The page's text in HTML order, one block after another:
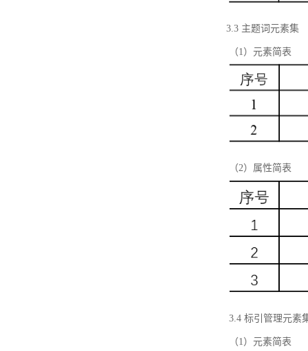
3.3 主题词元素集
（1）元素简表
（2）属性简表
3.4 标引管理元素
（1）元素简表